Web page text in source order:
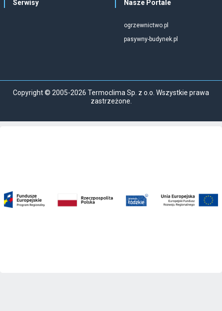
Serwisy Nasze Portale
ogrzewnictwo.pl
pasywny-budynek.pl
Copyright © 2005-2026 Termoclima Sp. z o.o. Wszystkie prawa
zastrzeżone.